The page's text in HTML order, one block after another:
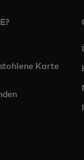
Karte